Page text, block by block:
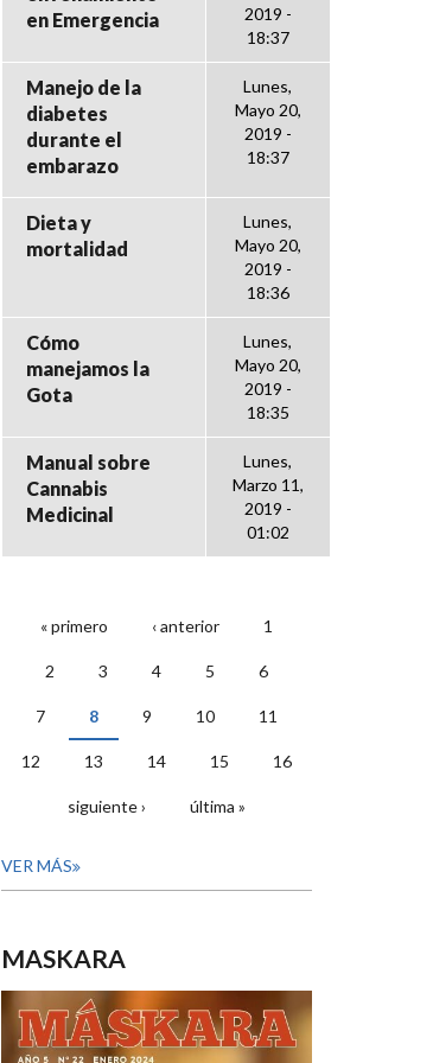
en Emergencia
2019 -
18:37
Manejo de la
diabetes
durante el
embarazo
Lunes,
Mayo 20,
2019 -
18:37
Dieta y
mortalidad
Lunes,
Mayo 20,
2019 -
18:36
Cómo
manejamos la
Gota
Lunes,
Mayo 20,
2019 -
18:35
Manual sobre
Cannabis
Medicinal
Lunes,
Marzo 11,
2019 -
01:02
PÁGINAS
« primero ‹ anterior 1
2 3 4 5 6
7 8 9 10 11
12 13 14 15 16
siguiente › última »
VER MÁS
MASKARA